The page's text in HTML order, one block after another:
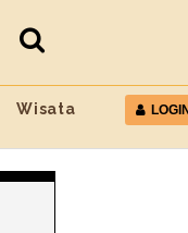
Wisata